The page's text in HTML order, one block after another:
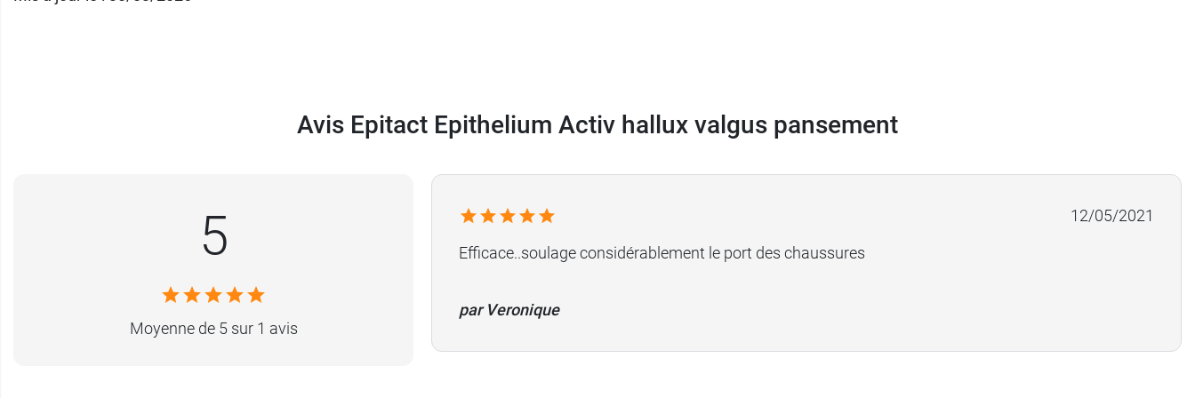
Avis Epitact Epithelium Activ hallux valgus pansement
5
Moyenne de 5 sur 1 avis
12/05/2021
Efficace..soulage considérablement le port des chaussures
par Veronique